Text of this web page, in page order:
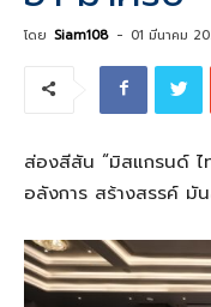
โดย Siam108 - 01 มีนาคม
ส่องสีสัน “มิสแกรนด์ ไ
อลังการ สร้างสรรค์ มั